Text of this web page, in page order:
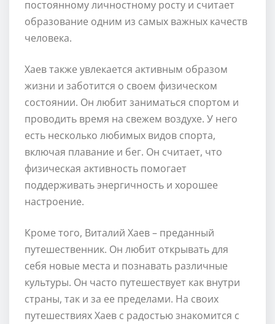
постоянному личностному росту и считает
образование одним из самых важных качеств
человека.
Хаев также увлекается активным образом
жизни и заботится о своем физическом
состоянии. Он любит заниматься спортом и
проводить время на свежем воздухе. У него
есть несколько любимых видов спорта,
включая плавание и бег. Он считает, что
физическая активность помогает
поддерживать энергичность и хорошее
настроение.
Кроме того, Виталий Хаев – преданный
путешественник. Он любит открывать для
себя новые места и познавать различные
культуры. Он часто путешествует как внутри
страны, так и за ее пределами. На своих
путешествиях Хаев с радостью знакомится с